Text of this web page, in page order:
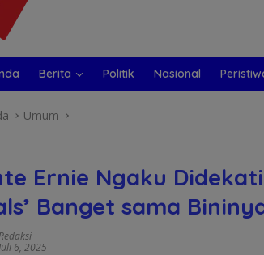
Berita Politik Nasional
Umum
Ernie Ngaku
Banget sama
Juli 6, 2025